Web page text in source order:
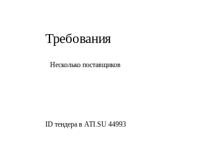
Требования
Несколько поставщиков
ID тендера в ATI.SU 44993